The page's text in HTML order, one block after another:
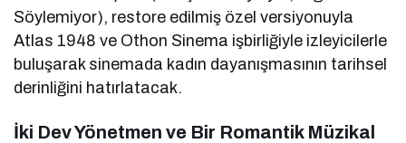
Söylemiyor), restore edilmiş özel versiyonuyla
Atlas 1948 ve Othon Sinema işbirliğiyle izleyicilerle
buluşarak sinemada kadın dayanışmasının tarihsel
derinliğini hatırlatacak.
İki Dev Yönetmen ve Bir Romantik Müzikal